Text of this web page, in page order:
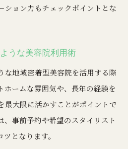
ション力もチェックポイントとな
うな美容院利用術
な地域密着型美容院を活用する際
ホームな雰囲気や、長年の経験を
最大限に活かすことがポイントで
、事前予約や希望のスタイリスト
となります。